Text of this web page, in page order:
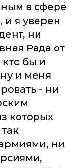
в сфере
и я уверен
ни
Рада от
кто бы и
и меня
- ни
которых
ни